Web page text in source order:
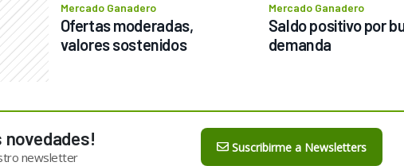
Mercado Ganadero
Ofertas moderadas,
valores sostenidos
Mercado Ganadero
Saldo positivo por
demanda
novedades!
newsletter
Suscribirme a Newsletters